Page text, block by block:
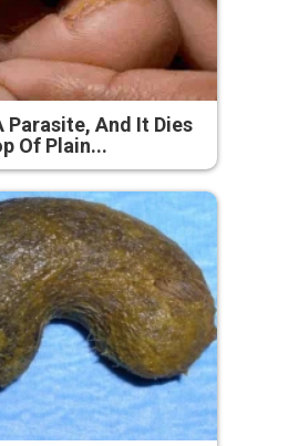
Parasite, And It Dies
Of Plain...